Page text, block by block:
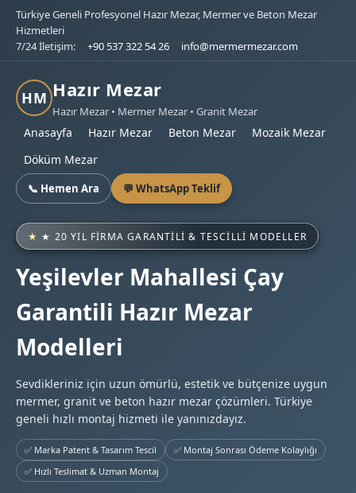
Türkiye Geneli Profesyonel Hazır Mezar, Mermer ve Beton Mezar
Hizmetleri
7/24 İletişim:
+90 537 322 54 26 info@mermermezar.com
HM Hazır Mezar
Hazır Mezar • Mermer Mezar • Granit Mezar
Anasayfa Hazır Mezar Beton Mezar
Mozaik Mezar
Döküm Mezar
📞 Hemen Ara 💬 WhatsApp Teklif
★ 20 YIL FIRMA GARANTILI & TESCILLI MODELLER
Yeşilevler Mahallesi Çay
Garantili Hazır Mezar
Modelleri
Sevdikleriniz için uzun ömürlü, estetik ve bütçenize uygun
mermer, granit ve beton hazır mezar çözümleri. Türkiye
geneli hızlı montaj hizmeti ile yanınızdayız.
✅ Marka Patent & Tasarım Tescil
✅ Montaj Sonrası Ödeme Kolaylığı
✅ Hızlı Teslimat & Uzman Montaj